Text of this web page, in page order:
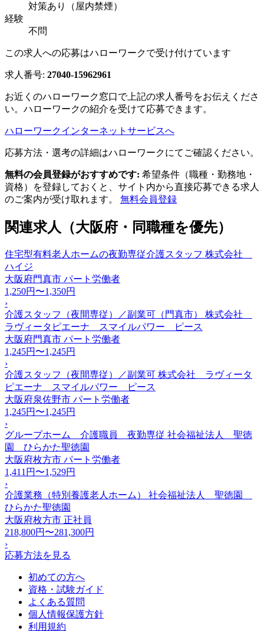
対策あり（屋内禁煙）
経験
不問
この求人への応募はハローワークで受け付けています
求人番号: 27040-15962961
お近くのハローワーク窓口で上記の求人番号をお伝えくださ
い。ハローワークの紹介を受けて応募できます。
ハローワークインターネットサービスへ
応募方法・選考の詳細はハローワークにてご確認ください。
無料の会員登録がおすすめです: 希望条件（職種・勤務地・
資格）を登録しておくと、サイト内から直接応募できる求人
のご案内が受け取れます。 無料会員登録
関連求人（大阪府・同職種を優先）
住宅型有料老人ホームの夜勤専従介護スタッフ 株式会社
ハイジ
大阪府門真市 パート労働者
1,250円〜1,350円
›
介護スタッフ（夜間専従）／副業可（門真市） 株式会社
ラヴィータピエーナ スマイルパワー ピース
大阪府門真市 パート労働者
1,245円〜1,245円
›
介護スタッフ（夜間専従）／副業可 株式会社 ラヴィータ
ピエーナ スマイルパワー ピース
大阪府泉佐野市 パート労働者
1,245円〜1,245円
›
グループホーム 介護職員 夜勤専従 社会福祉法人 聖徳
園 ひらかた聖徳園
大阪府枚方市 パート労働者
1,411円〜1,529円
›
介護業務（特別養護老人ホーム） 社会福祉法人 聖徳園
ひらかた聖徳園
大阪府枚方市 正社員
218,800円〜281,300円
›
応募方法を見る
初めての方へ
資格・試験ガイド
よくある質問
個人情報保護方針
利用規約